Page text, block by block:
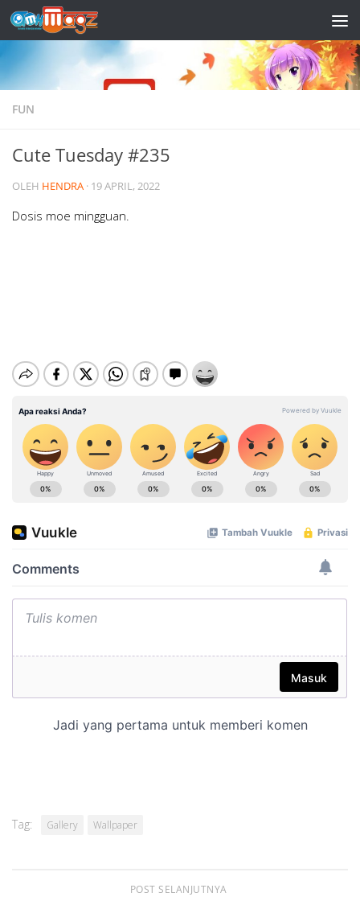
Skip to content
FUN
Cute Tuesday #235
OLEH HENDRA · 19 APRIL, 2022
Dosis moe mingguan.
Tag: Gallery Wallpaper
POST SELANJUTNYA